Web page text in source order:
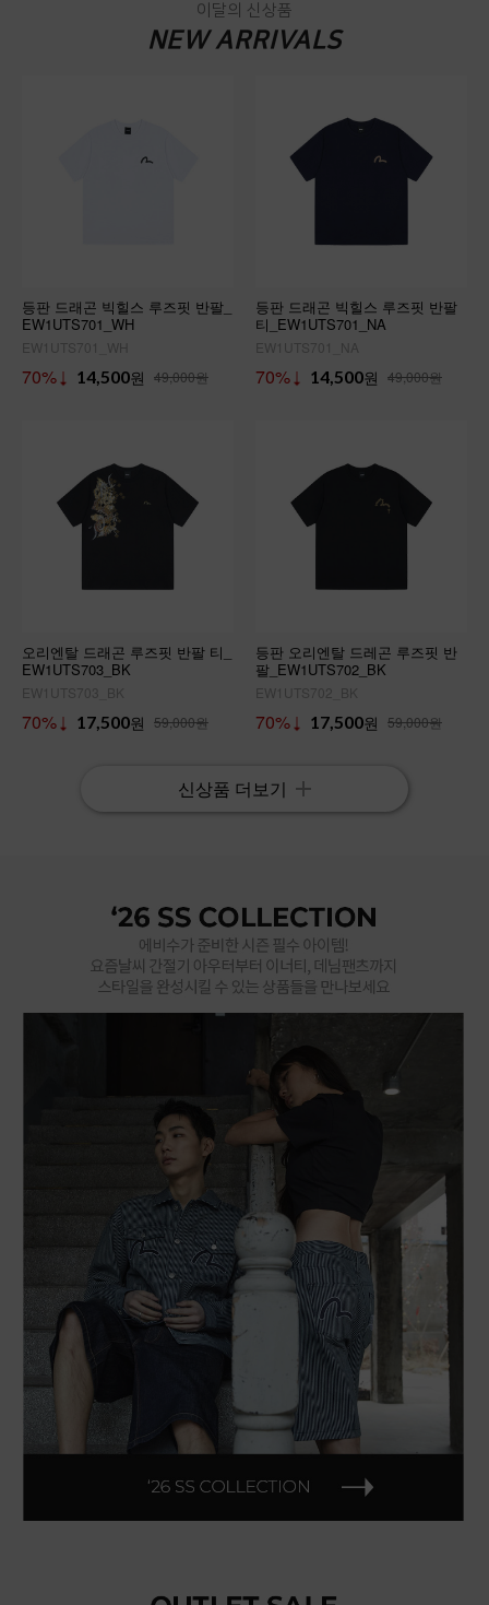
이달의 신상품
NEW ARRIVALS
등판 드래곤 빅힐스 루즈핏 반팔_
EW1UTS701_WH
EW1UTS701_WH
70% 14,500원 49,000원
등판 드래곤 빅힐스 루즈핏 반팔
티_EW1UTS701_NA
EW1UTS701_NA
70% 14,500원 49,000원
오리엔탈 드래곤 루즈핏 반팔 티_
EW1UTS703_BK
EW1UTS703_BK
70% 17,500원 59,000원
등판 오리엔탈 드레곤 루즈핏 반
팔_EW1UTS702_BK
EW1UTS702_BK
70% 17,500원 59,000원
신상품 더보기